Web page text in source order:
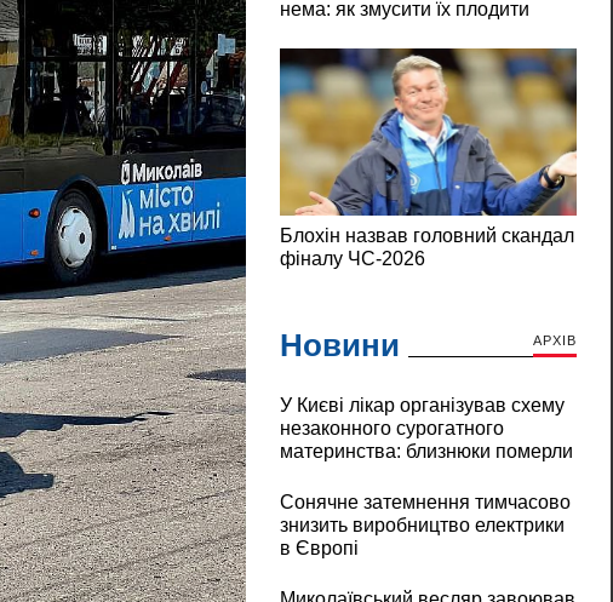
Новини АРХІВ
У Києві лікар організував схему
незаконного сурогатного
материнства: близнюки померли
Сонячне затемнення тимчасово
знизить виробництво електрики
в Європі